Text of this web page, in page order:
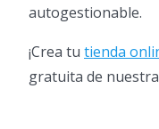
autogestionable.
¡Crea tu tienda
gratuita de